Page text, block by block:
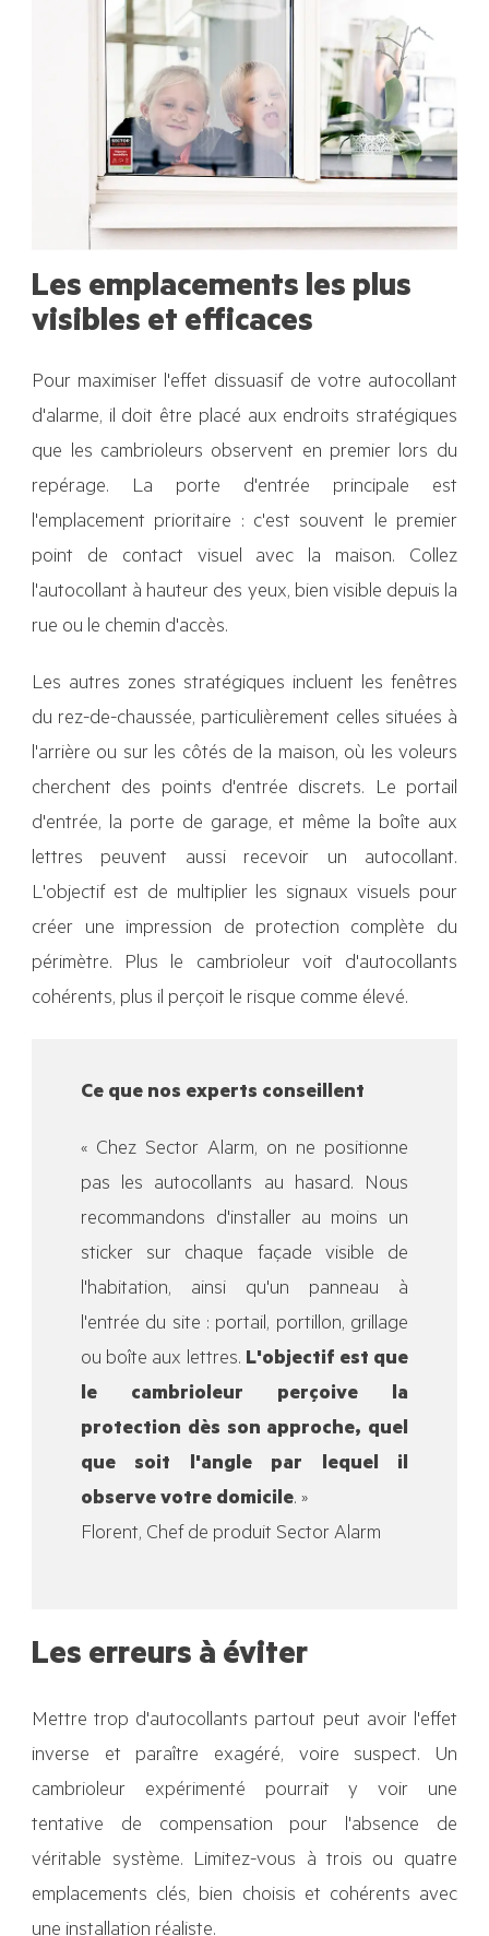
Les emplacements les plus
visibles et efficaces
Pour maximiser l'effet dissuasif de votre autocollant
d'alarme, il doit être placé aux endroits stratégiques
que les cambrioleurs observent en premier lors du
repérage. La porte d'entrée principale est
l'emplacement prioritaire : c'est souvent le premier
point de contact visuel avec la maison. Collez
l'autocollant à hauteur des yeux, bien visible depuis la
rue ou le chemin d'accès.
Les autres zones stratégiques incluent les fenêtres
du rez-de-chaussée, particulièrement celles situées à
l'arrière ou sur les côtés de la maison, où les voleurs
cherchent des points d'entrée discrets. Le portail
d'entrée, la porte de garage, et même la boîte aux
lettres peuvent aussi recevoir un autocollant.
L'objectif est de multiplier les signaux visuels pour
créer une impression de protection complète du
périmètre. Plus le cambrioleur voit d'autocollants
cohérents, plus il perçoit le risque comme élevé.
Ce que nos experts conseillent
« Chez Sector Alarm, on ne positionne
pas les autocollants au hasard. Nous
recommandons d'installer au moins un
sticker sur chaque façade visible de
l'habitation, ainsi qu'un panneau à
l'entrée du site : portail, portillon, grillage
ou boîte aux lettres. L'objectif est que
le cambrioleur perçoive la
protection dès son approche, quel
que soit l'angle par lequel il
observe votre domicile. »
Florent, Chef de produit Sector Alarm
Les erreurs à éviter
Mettre trop d'autocollants partout peut avoir l'effet
inverse et paraître exagéré, voire suspect. Un
cambrioleur expérimenté pourrait y voir une
tentative de compensation pour l'absence de
véritable système. Limitez-vous à trois ou quatre
emplacements clés, bien choisis et cohérents avec
une installation réaliste.